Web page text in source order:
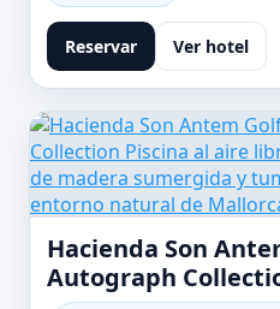
Reservar Ver hotel
Hacienda Son
Autograph